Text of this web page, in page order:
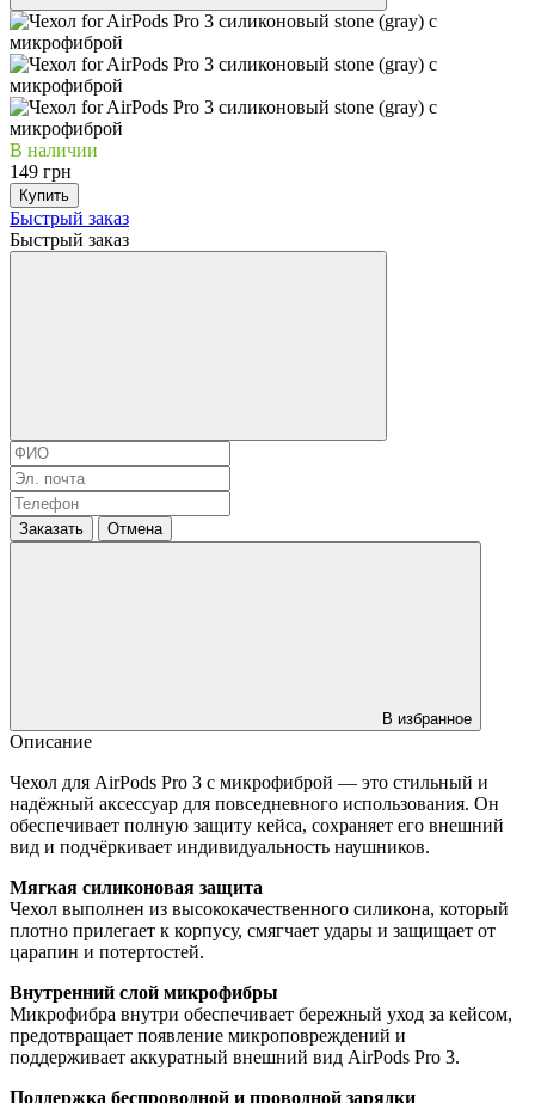
В наличии
149 грн
Купить
Быстрый заказ
Быстрый заказ
Заказать Отмена
В избранное
Описание
Чехол для AirPods Pro 3 с микрофиброй — это стильный и
надёжный аксессуар для повседневного использования. Он
обеспечивает полную защиту кейса, сохраняет его внешний
вид и подчёркивает индивидуальность наушников.
Мягкая силиконовая защита
Чехол выполнен из высококачественного силикона, который
плотно прилегает к корпусу, смягчает удары и защищает от
царапин и потертостей.
Внутренний слой микрофибры
Микрофибра внутри обеспечивает бережный уход за кейсом,
предотвращает появление микроповреждений и
поддерживает аккуратный внешний вид AirPods Pro 3.
Поддержка беспроводной и проводной зарядки